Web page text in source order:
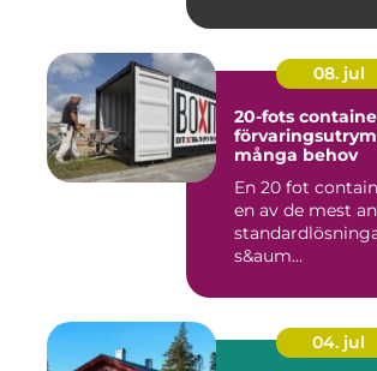
08. jul
20-fots
många behov
En 20 fot
en av de mest
s&aum...
04. jul